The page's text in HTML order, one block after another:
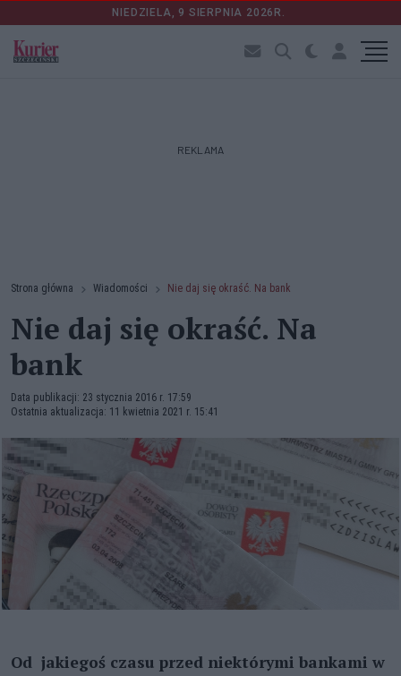
NIEDZIELA, 9 SIERPNIA 2026R.
REKLAMA
Strona główna Wiadomości Nie daj się okraść. Na bank
Nie daj się okraść. Na
bank
Data publikacji: 23 stycznia 2016 r. 17:59
Ostatnia aktualizacja: 11 kwietnia 2021 r. 15:41
Od jakiegoś czasu przed niektórymi bankami w